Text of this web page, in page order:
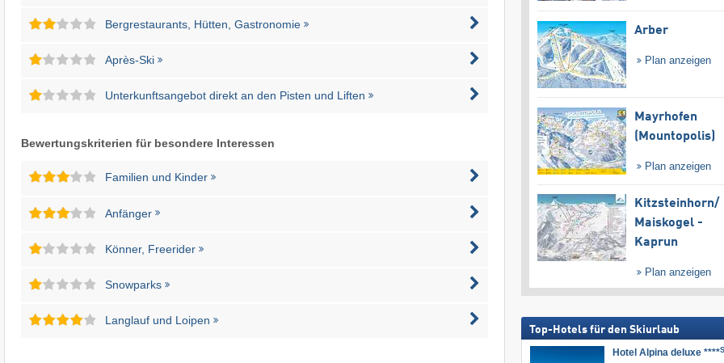
Bergrestaurants, Hütten, Gastronomie
Après-Ski
Unterkunftsangebot direkt an den Pisten und Liften
Bewertungskriterien für besondere Interessen
Familien und Kinder
Anfänger
Könner, Freerider
Snowparks
Langlauf und Loipen
Arber
Plan anzeigen
Mayrhofen
(Mountopolis)
Plan anzeigen
Kitzsteinhorn/​
Maiskogel -
Kaprun
Plan anzeigen
Top-Hotels für den Skiurlaub
Hotel Alpina deluxe ****S